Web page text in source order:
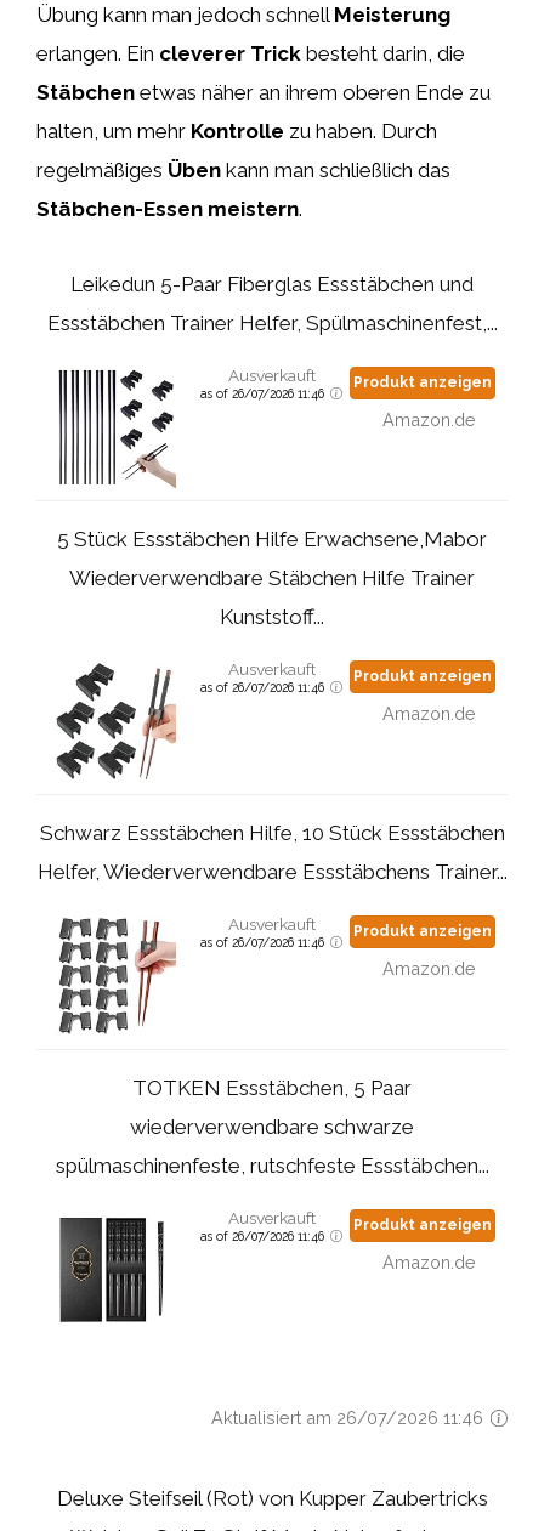
Übung kann man jedoch schnell Meisterung
erlangen. Ein cleverer Trick besteht darin, die
Stäbchen etwas näher an ihrem oberen Ende zu
halten, um mehr Kontrolle zu haben. Durch
regelmäßiges Üben kann man schließlich das
Stäbchen-Essen meistern.
Leikedun 5-Paar Fiberglas Essstäbchen und
Essstäbchen Trainer Helfer, Spülmaschinenfest,...
Ausverkauft
as of 26/07/2026 11:46
Produkt anzeigen
Amazon.de
5 Stück Essstäbchen Hilfe Erwachsene,Mabor
Wiederverwendbare Stäbchen Hilfe Trainer
Kunststoff...
Ausverkauft
as of 26/07/2026 11:46
Produkt anzeigen
Amazon.de
Schwarz Essstäbchen Hilfe, 10 Stück Essstäbchen
Helfer, Wiederverwendbare Essstäbchens Trainer...
Ausverkauft
as of 26/07/2026 11:46
Produkt anzeigen
Amazon.de
TOTKEN Essstäbchen, 5 Paar
wiederverwendbare schwarze
spülmaschinenfeste, rutschfeste Essstäbchen...
Ausverkauft
as of 26/07/2026 11:46
Produkt anzeigen
Amazon.de
Aktualisiert am 26/07/2026 11:46
Deluxe Steifseil (Rot) von Kupper Zaubertricks